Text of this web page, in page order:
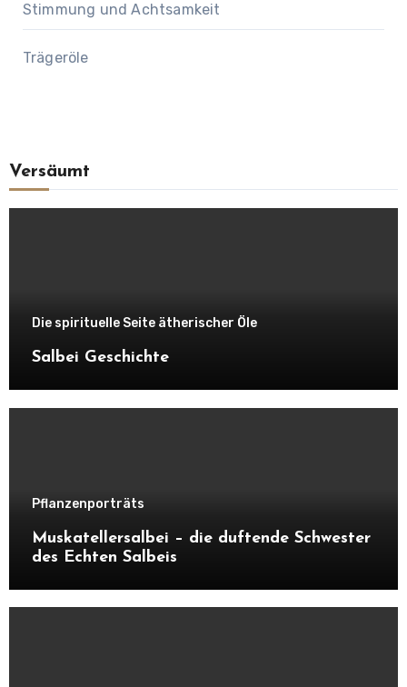
Stimmung und Achtsamkeit
Trägeröle
Versäumt
Die spirituelle Seite ätherischer Öle
Salbei Geschichte
Pflanzenporträts
Muskatellersalbei – die duftende Schwester
des Echten Salbeis